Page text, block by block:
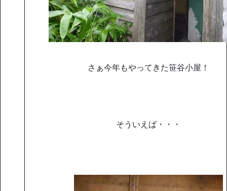
さぁ今年もやってきた笹谷小屋！
そういえば・・・